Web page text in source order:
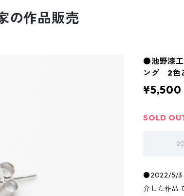
の作品販売
●池野漆
ング 2色
¥5,500
SOLD
●2022/5/3 -
介した作品